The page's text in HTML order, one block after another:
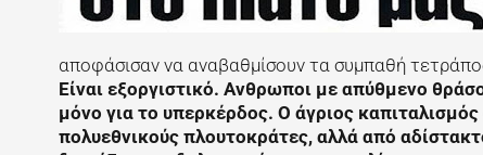
αποφάσισαν να αναβαθμίσουν τα συμπαθή
Είναι εξοργιστικό. Ανθρωποι με απύθμενο
μόνο για το υπερκέρδος. O άγριος
πολυεθνικούς πλουτοκράτες, αλλά από